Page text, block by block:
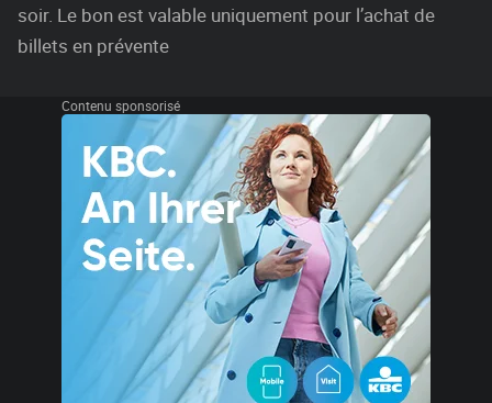
soir. Le bon est valable uniquement pour l’achat de
billets en prévente
Contenu sponsorisé